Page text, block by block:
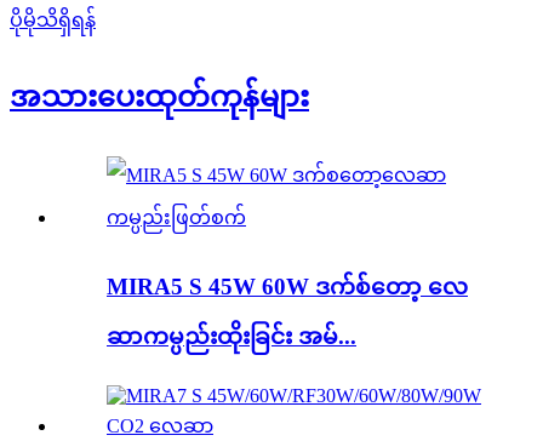
ပိုမိုသိရှိရန်
အသားပေးထုတ်ကုန်များ
MIRA5 S 45W 60W ဒက်စ်တော့ လေ
ဆာကမ္ပည်းထိုးခြင်း အမ်...